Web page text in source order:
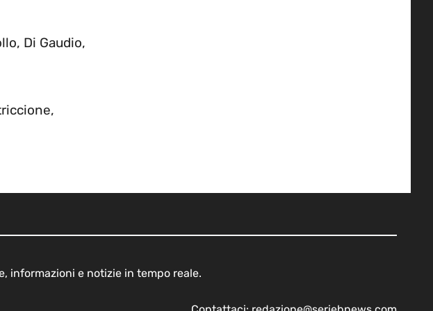
Di Gaudio,
informazioni e notizie in tempo reale.